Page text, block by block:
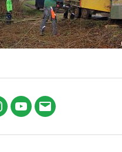
YouTube
E-